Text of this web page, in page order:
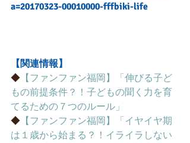
a=20170323-00010000-fffbiki-life
【関連情報】
◆ 【ファンファン福岡】「伸びる子ど
もの前提条件？！子どもの聞く力を育
てるための７つのルール」
◆ 【ファンファン福岡】「イヤイヤ期
は１歳から始まる？！イライラしない